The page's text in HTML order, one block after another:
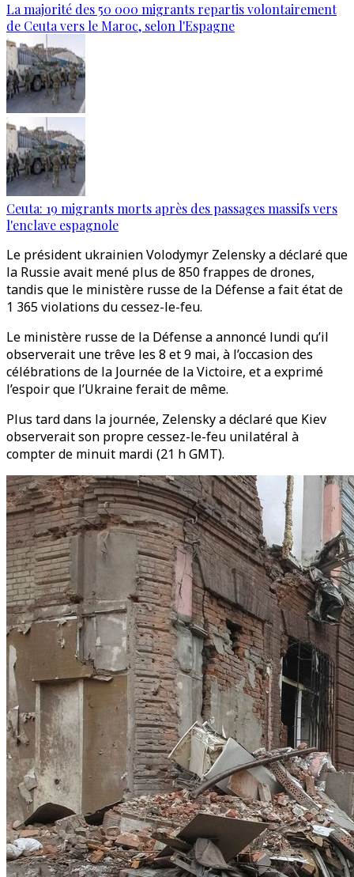
La majorité des 50 000 migrants repartis volontairement
de Ceuta vers le Maroc, selon l'Espagne
Ceuta: 19 migrants morts après des passages massifs vers
l'enclave espagnole
Le président ukrainien Volodymyr Zelensky a déclaré que
la Russie avait mené plus de 850 frappes de drones,
tandis que le ministère russe de la Défense a fait état de
1 365 violations du cessez-le-feu.
Le ministère russe de la Défense a annoncé lundi qu’il
observerait une trêve les 8 et 9 mai, à l’occasion des
célébrations de la Journée de la Victoire, et a exprimé
l’espoir que l’Ukraine ferait de même.
Plus tard dans la journée, Zelensky a déclaré que Kiev
observerait son propre cessez-le-feu unilatéral à
compter de minuit mardi (21 h GMT).